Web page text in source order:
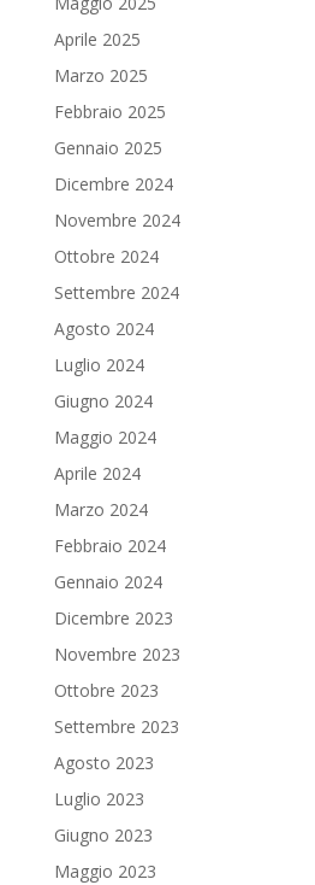
Aprile 2025
Marzo 2025
Febbraio 2025
Gennaio 2025
Dicembre 2024
Novembre 2024
Ottobre 2024
Settembre 2024
Agosto 2024
Luglio 2024
Giugno 2024
Maggio 2024
Aprile 2024
Marzo 2024
Febbraio 2024
Gennaio 2024
Dicembre 2023
Novembre 2023
Ottobre 2023
Settembre 2023
Agosto 2023
Luglio 2023
Giugno 2023
Maggio 2023